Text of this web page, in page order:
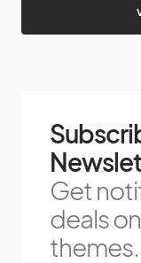
Get
deals
themes.